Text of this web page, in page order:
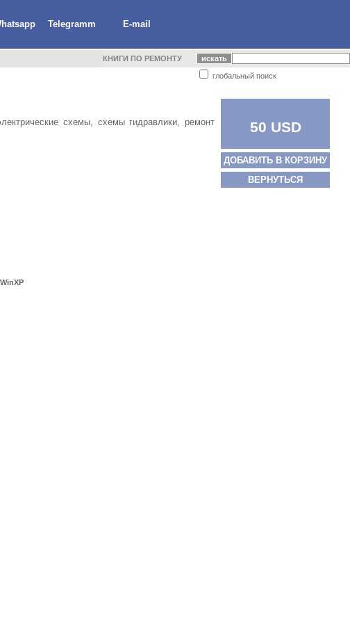
Telegramm E-mail
КНИГИ ПО РЕМОНТУ
глобальный поиск
схемы, схемы гидравлики, ремонт
50 USD
ДОБАВИТЬ В КОРЗИНУ
ВЕРНУТЬСЯ